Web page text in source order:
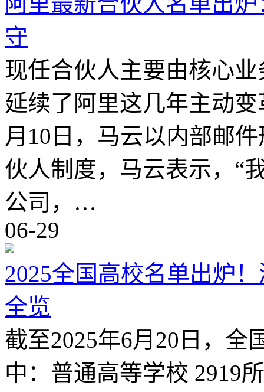
守
现任合伙人主要由核心
延续了阿里这几年主动
月10日，马云以内部邮
伙人制度，马云表示，“
公司，…
06-29
2025全国高校名单出炉
全览
截至2025年6月20日，全
中：普通高等学校 2919